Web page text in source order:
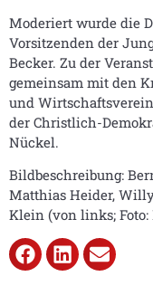
Moderiert wurde die
Vorsitzenden der
Becker. Zu der
gemeinsam mit den
und
der Christlich-
Nückel.
Bildbeschreibung:
Matthias Heider,
Klein (von links;